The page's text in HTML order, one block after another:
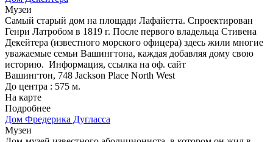
Музеи
Самый старый дом на площади Лафайетта. Спроектирован
Генри Латробом в 1819 г. После первого владельца Стивена
Декейтера (известного морского офицера) здесь жили многие
уважаемые семьи Вашингтона, каждая добавляя дому свою
историю. Информация, ссылка на оф. сайт
Вашингтон, 748 Jackson Place North West
До центра : 575 м.
На карте
Подробнее
Дом Фредерика Дугласса
Музеи